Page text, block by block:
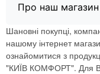
Про наш магазин
Шановні покупці,
нашому інтернет
ознайомитися з
"КИЇВ КОМФОРТ". Для